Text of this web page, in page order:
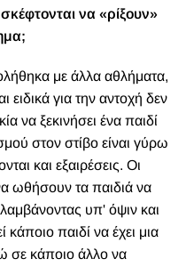
να «ρίξουν»
με άλλα αθλήματα,
ειδικά για την αντοχή δεν
να ξεκινήσει ένα παιδί
στον στίβο είναι γύρω
και εξαιρέσεις. Οι
ωθήσουν τα παιδιά να
υπ' όψιν και
παιδί να έχει μια
σε κάποιο άλλο να